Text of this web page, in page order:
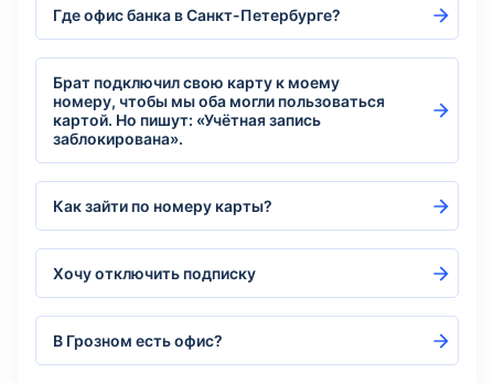
Где офис банка в Санкт-Петербурге?
Брат подключил свою карту к моему
номеру, чтобы мы оба могли пользоваться
картой. Но пишут: «Учётная запись
заблокирована».
Как зайти по номеру карты?
Хочу отключить подписку
В Грозном есть офис?